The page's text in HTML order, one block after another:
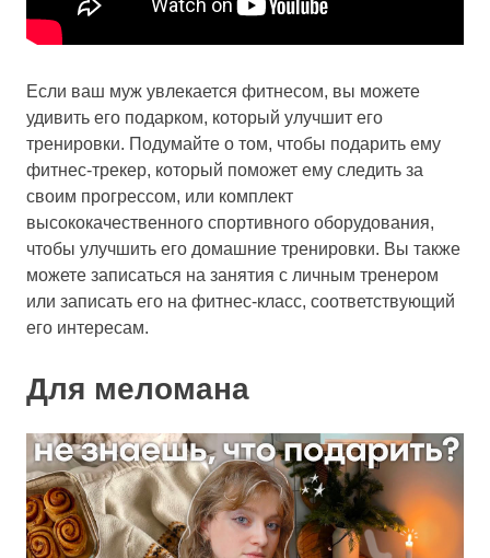
Если ваш муж увлекается фитнесом, вы можете
удивить его подарком, который улучшит его
тренировки. Подумайте о том, чтобы подарить ему
фитнес-трекер, который поможет ему следить за
своим прогрессом, или комплект
высококачественного спортивного оборудования,
чтобы улучшить его домашние тренировки. Вы также
можете записаться на занятия с личным тренером
или записать его на фитнес-класс, соответствующий
его интересам.
Для меломана